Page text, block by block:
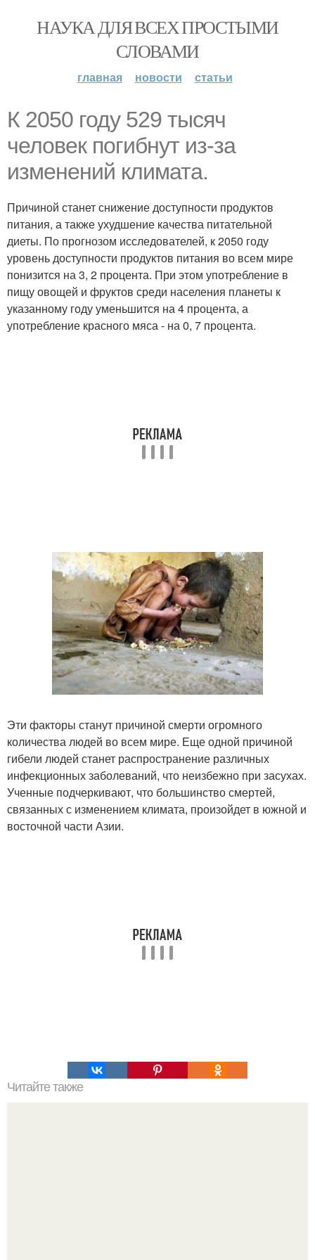
НАУКА ДЛЯ ВСЕХ ПРОСТЫМИ
СЛОВАМИ
главная новости статьи
К 2050 году 529 тысяч
человек погибнут из-за
изменений климата.
Причиной станет снижение доступности продуктов
питания, а также ухудшение качества питательной
диеты. По прогнозом исследователей, к 2050 году
уровень доступности продуктов питания во всем мире
понизится на 3, 2 процента. При этом употребление в
пищу овощей и фруктов среди населения планеты к
указанному году уменьшится на 4 процента, а
употребление красного мяса - на 0, 7 процента.
Эти факторы станут причиной смерти огромного
количества людей во всем мире. Еще одной причиной
гибели людей станет распространение различных
инфекционных заболеваний, что неизбежно при засухах.
Ученные подчеркивают, что большинство смертей,
связанных с изменением климата, произойдет в южной и
восточной части Азии.
Читайте также